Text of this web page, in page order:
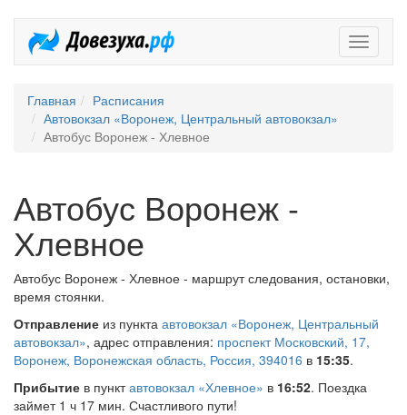
Главная
Расписания
Автовокзал «Воронеж, Центральный автовокзал»
Автобус Воронеж - Хлевное
Автобус Воронеж -
Хлевное
Автобус Воронеж - Хлевное - маршрут следования, остановки,
время стоянки.
Отправление из пункта автовокзал «Воронеж, Центральный
автовокзал», адрес отправления: проспект Московский, 17,
Воронеж, Воронежская область, Россия, 394016 в 15:35.
Прибытие в пунктавтовокзал «Хлевное» в 16:52. Поездка
займет 1 ч 17 мин. Счастливого пути!